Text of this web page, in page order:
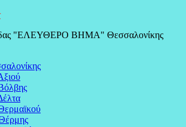
"ΕΛΕΥΘΕΡΟ ΒΗΜΑ" Θεσσαλονίκης